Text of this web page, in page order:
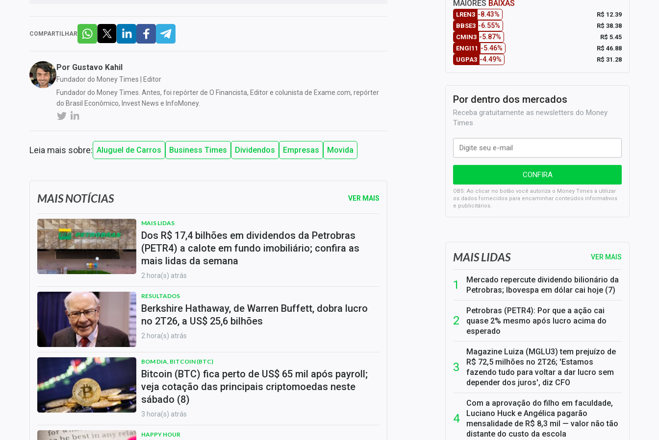
COMPARTILHAR
Por Gustavo Kahil
Fundador do Money Times | Editor
Fundador do Money Times. Antes, foi repórter de O Financista, Editor e colunista de Exame.com, repórter
do Brasil Econômico, Invest News e InfoMoney.
Leia mais sobre: Aluguel de Carros Business Times Dividendos Empresas Movida
MAIORES BAIXAS
LREN3 -8.43%
R$ 12.39
BBSE3 -6.55%
R$ 38.38
CMIN3 -5.87%
R$ 5.45
ENGI11 -5.46%
R$ 46.88
UGPA3 -4.49% R$ 31.28
Por dentro dos mercados
Receba gratuitamente as newsletters do Money
Times
OBS: Ao clicar no botão você autoriza o Money Times a utilizar
os dados fornecidos para encaminhar conteúdos informativos
e publicitários.
SELIC em 14%: A repercussão da decisão sobre os JUROS
MAIS LIDAS VER MAIS
Mercado repercute dividendo bilionário da
Petrobras; Ibovespa em dólar cai hoje (7)
Petrobras (PETR4): Por que a ação cai
quase 2% mesmo após lucro acima do
esperado
Magazine Luiza (MGLU3) tem prejuízo de
R$ 72,5 milhões no 2T26; 'Estamos
fazendo tudo para voltar a dar lucro sem
depender dos juros', diz CFO
Com a aprovação do filho em faculdade,
Luciano Huck e Angélica pagarão
mensalidade de R$ 8,3 mil — valor não tão
distante do custo da escola
MAIS NOTÍCIAS VER MAIS
MAIS LIDAS
Dos R$ 17,4 bilhões em dividendos da Petrobras
(PETR4) a calote em fundo imobiliário; confira as
mais lidas da semana
2 hora(s) atrás
RESULTADOS
Berkshire Hathaway, de Warren Buffett, dobra lucro
no 2T26, a US$ 25,6 bilhões
2 hora(s) atrás
BOM DIA, BITCOIN (BTC)
Bitcoin (BTC) fica perto de US$ 65 mil após payroll;
veja cotação das principais criptomoedas neste
sábado (8)
3 hora(s) atrás
HAPPY HOUR